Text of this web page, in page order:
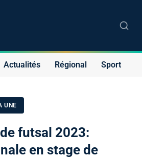
Actualités Régional Sport
UNE
futsal 2023:
en stage de